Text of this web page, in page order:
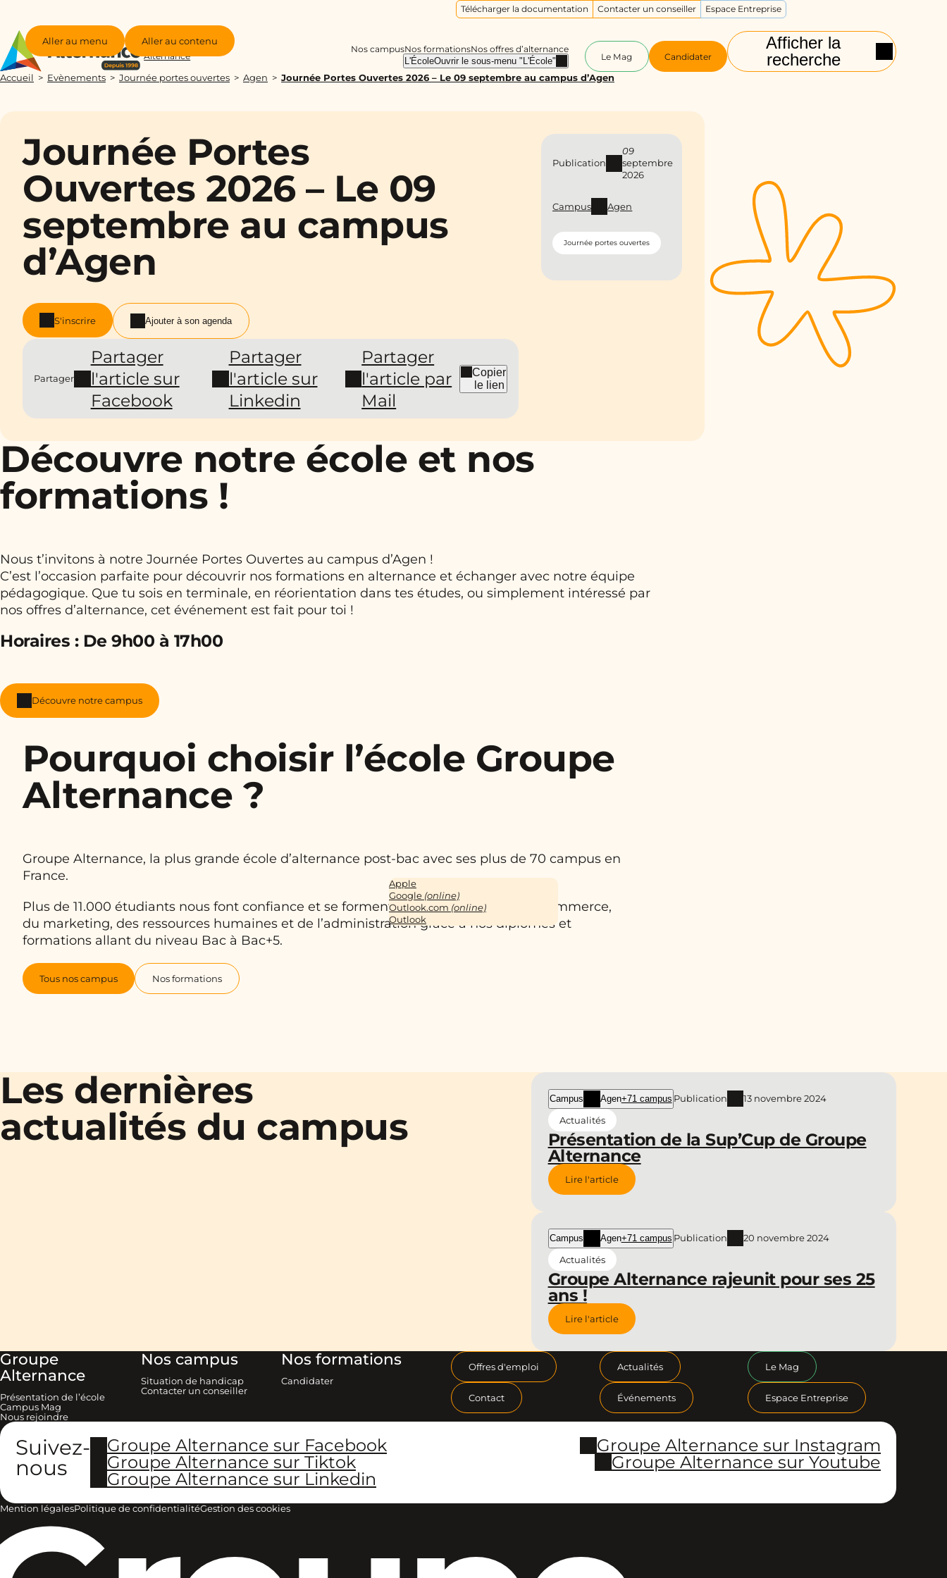
Aller au menu Aller au contenu
Groupe
Alternance
Afficher la
recherche
Nos campusNos formationsNos offres d’alternance
L'ÉcoleOuvrir le sous-menu "L'École" Le Mag Candidater
Télécharger la documentation Contacter un conseiller Espace Entreprise
Accueil Evènements Journée portes ouvertes Agen Journée Portes Ouvertes 2026 – Le 09 septembre au campus d’Agen
Journée Portes
Ouvertes 2026 – Le 09
septembre au campus
d’Agen
Publication
09
septembre
2026
Campus Agen
Journée portes ouvertes
S'inscrire Ajouter à son agenda
Apple
Google (online)
Outlook.com (online)
Outlook
Partager
Partager
l'article sur
Facebook
Partager
l'article sur
Linkedin
Partager
l'article par
Mail
Copier
le lien
Découvre notre école et nos
formations !
Nous t’invitons à notre Journée Portes Ouvertes au campus d’Agen !
C’est l’occasion parfaite pour découvrir nos formations en alternance et échanger avec notre équipe
pédagogique. Que tu sois en terminale, en réorientation dans tes études, ou simplement intéressé par
nos offres d’alternance, cet événement est fait pour toi !
Horaires :De 9h00 à 17h00
Découvre notre campus
Pourquoi choisir l’école Groupe
Alternance ?
Groupe Alternance, la plus grande école d’alternance post-bac avec ses plus de 70 campus en
France.
Plus de 11.000 étudiants nous font confiance et se forment dans les domaines du commerce,
du marketing, des ressources humaines et de l’administration grâce à nos diplômes et
formations allant du niveau Bac à Bac+5.
Tous nos campus Nos formations
Les dernières
actualités du campus
Présentation de la Sup’Cup de Groupe
Alternance
Campus Agen+71 campus Publication
13 novembre 2024
Actualités
Lire l'article
Groupe Alternance rajeunit pour ses 25
ans !
Campus Agen+71 campus Publication
20 novembre 2024
Actualités
Lire l'article
Groupe
Alternance
Présentation de l’école
Campus Mag
Nous rejoindre
Nos campus
Situation de handicap
Contacter un conseiller
Nos formations
Candidater
Offres d'emploi Actualités Le Mag
Contact Événements Espace Entreprise
Suivez-
nous
Groupe Alternance sur Facebook
Groupe Alternance sur Instagram
Groupe Alternance sur Tiktok
Groupe Alternance sur Youtube
Groupe Alternance sur Linkedin
Mention légalesPolitique de confidentialitéGestion des cookies